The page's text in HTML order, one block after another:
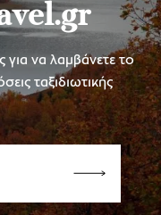
για να λαμβάνετε το
ταξιδιωτικής